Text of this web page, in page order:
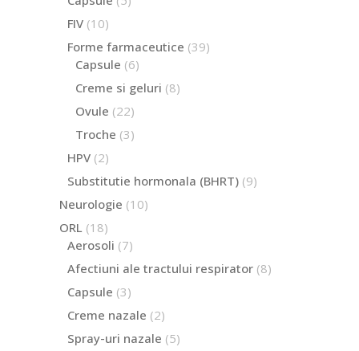
FIV 1010
Forme farmaceutice 3939
Capsule 66
Creme si geluri 88
Ovule 2222
produse
Troche 33
HPV 22
Substitutie hormonala (BHRT) 99
Neurologie 1010
ORL 1818
produse
Aerosoli 77
Afectiuni ale tractului respirator 88
Capsule 33
Creme nazale 22
Spray-uri nazale 55